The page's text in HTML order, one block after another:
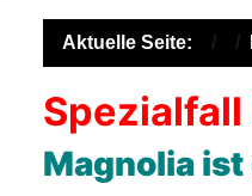
Aktuelle Seite:
Magnolia ist